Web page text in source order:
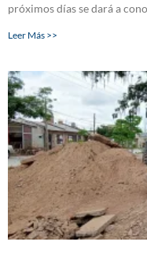
próximos días se dará a
Leer Más >>